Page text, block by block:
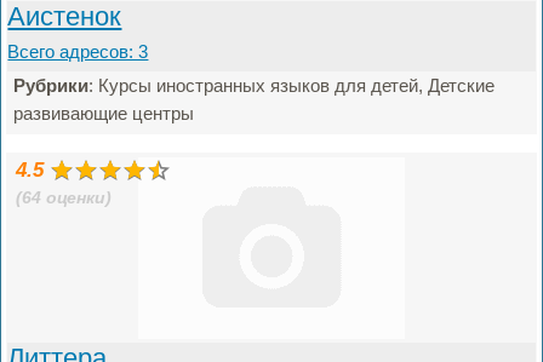
Аистенок
Всего адресов: 3
Рубрики: Курсы иностранных языков для детей, Детские
развивающие центры
4.5
(64 оценки)